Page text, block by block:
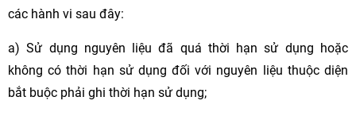
các hành vi sau đây:
a) Sử dụng nguyên liệu đã quá thời hạn sử dụng hoặc
không có thời hạn sử dụng đối với nguyên liệu thuộc diện
bắt buộc phải ghi thời hạn sử dụng;